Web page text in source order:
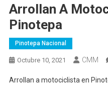
Arrollan A
Pinotepa
Pinotepa Nacional
Octubre 10, 2021 CMM
Arrollan a motociclista en